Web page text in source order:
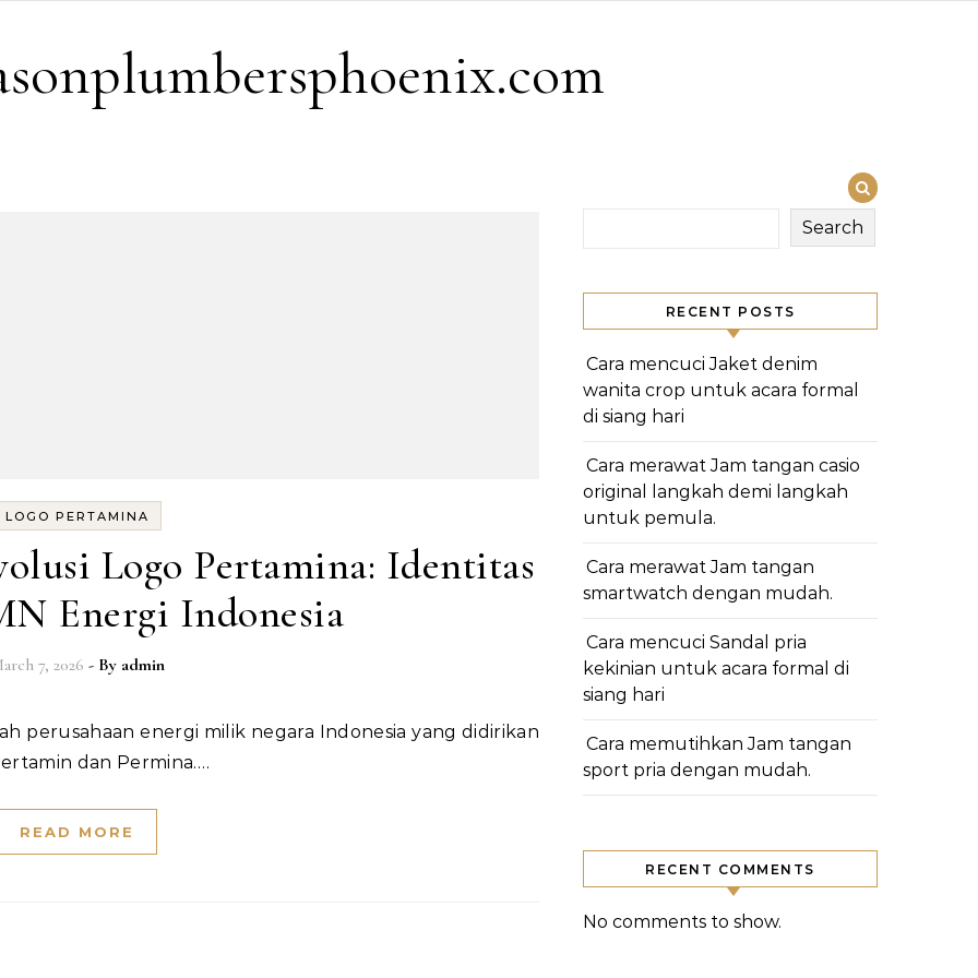
LOGO PERTAMINA
Logo Pertamina: Identitas
Energi Indonesia
7, 2026 - By admin
dan Permina.…
READ MORE
Search
RECENT POSTS
Cara mencuci Jaket denim
wanita crop untuk acara formal
di siang hari
Cara merawat Jam tangan casio
original langkah demi langkah
untuk pemula.
Cara merawat Jam tangan
smartwatch dengan mudah.
Cara mencuci Sandal pria
kekinian untuk acara formal di
siang hari
Cara memutihkan Jam tangan
sport pria dengan mudah.
RECENT COMMENTS
No comments to show.